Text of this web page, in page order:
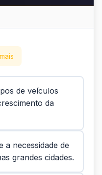
de veículos
da
a necessidade de
grandes cidades.